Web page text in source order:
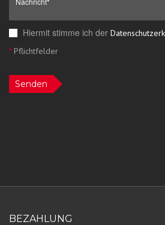
Hiermit stimme ich der
*Pflichtfelder
Senden
BEZAHLUNG